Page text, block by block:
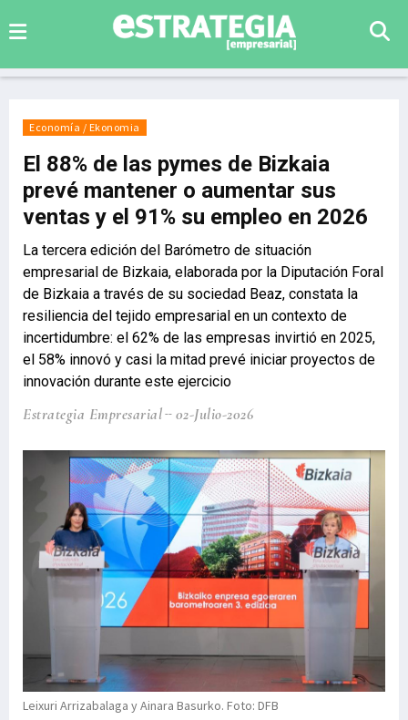
Economía / Ekonomia
El 88% de las pymes de Bizkaia
prevé mantener o aumentar sus
ventas y el 91% su empleo en 2026
La tercera edición del Barómetro de situación
empresarial de Bizkaia, elaborada por la Diputación Foral
de Bizkaia a través de su sociedad Beaz, constata la
resiliencia del tejido empresarial en un contexto de
incertidumbre: el 62% de las empresas invirtió en 2025,
el 58% innovó y casi la mitad prevé iniciar proyectos de
innovación durante este ejercicio
Estrategia Empresarial 02-Julio-2026
Leixuri Arrizabalaga y Ainara Basurko. Foto: DFB